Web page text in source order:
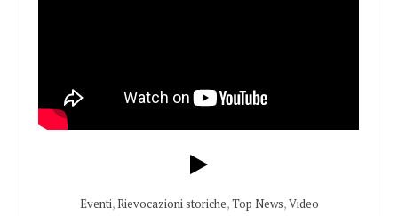
Eventi,Rievocazioni storiche,Top News,Video